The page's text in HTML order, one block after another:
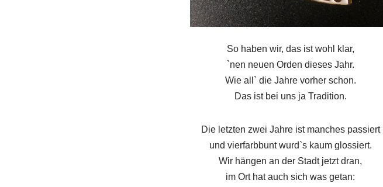
So haben wir, das ist wohl klar,
`nen neuen Orden dieses Jahr.
Wie all` die Jahre vorher schon.
Das ist bei uns ja Tradition.
Die letzten zwei Jahre ist manches passiert
und vierfarbbunt wurd`s kaum glossiert.
Wir hängen an der Stadt jetzt dran,
im Ort hat auch sich was getan: